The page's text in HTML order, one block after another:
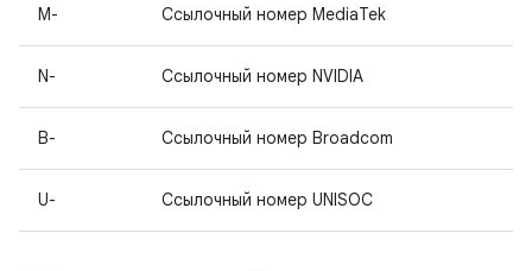
M- Ссылочный номер MediaTek
N- Ссылочный номер NVIDIA
B- Ссылочный номер Broadcom
U- Ссылочный номер UNISOC